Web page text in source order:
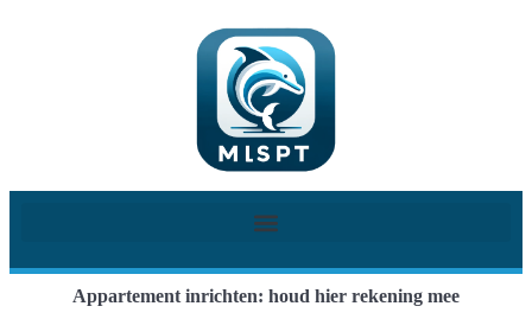
Appartement inrichten: houd hier rekening mee